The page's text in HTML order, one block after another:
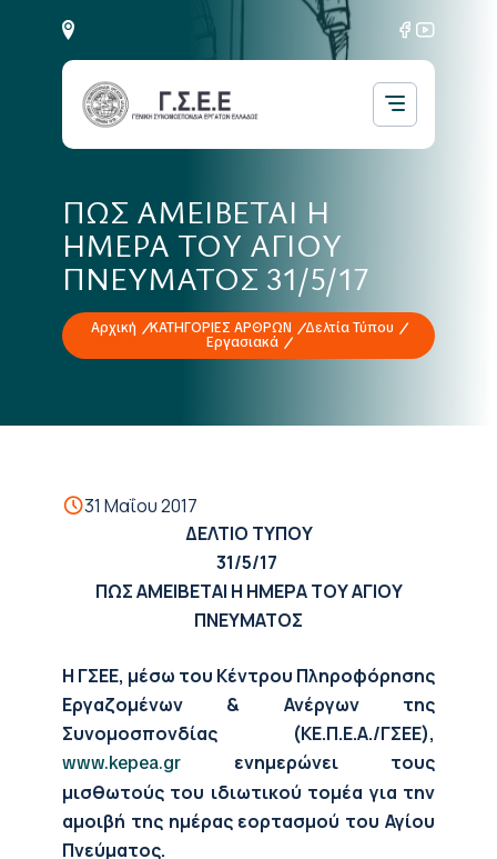
ΠΩΣ ΑΜΕΙΒΕΤΑΙ Η
ΗΜΕΡΑ ΤΟΥ ΑΓΙΟΥ
ΠΝΕΥΜΑΤΟΣ 31/5/17
Αρχική ΚΑΤΗΓΟΡΙΕΣ ΑΡΘΡΩΝ
Δελτία Τύπου
Εργασιακά
31 Μαΐου 2017
ΔΕΛΤΙΟ ΤΥΠΟΥ
31/5/17
ΠΩΣ ΑΜΕΙΒΕΤΑΙ Η ΗΜΕΡΑ ΤΟΥ ΑΓΙΟΥ
ΠΝΕΥΜΑΤΟΣ
H ΓΣΕΕ, μέσω του Κέντρου Πληροφόρησης
Εργαζομένων & Ανέργων της
Συνομοσπονδίας (ΚΕ.Π.Ε.Α./ΓΣΕΕ),
www.kepea.gr ενημερώνει τους
μισθωτούς του ιδιωτικού τομέα για την
αμοιβή της ημέρας εορτασμού του Αγίου
Πνεύματος.